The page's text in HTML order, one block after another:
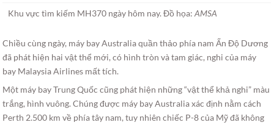
Khu vực tìm kiếm MH370 ngày hôm nay. Đồ họa:AMSA
Chiều cùng ngày, máy bay Australia quần thảo phía nam Ấn Độ Dương
đã phát hiện hai vật thể mới, có hình tròn và tam giác, nghi của máy
bay Malaysia Airlines mất tích.
Một máy bay Trung Quốc cũng phát hiện những “vật thể khả nghi” màu
trắng, hình vuông. Chúng được máy bay Australia xác định nằm cách
Perth 2.500 km về phía tây nam, tuy nhiên chiếc P-8 của Mỹ đã không